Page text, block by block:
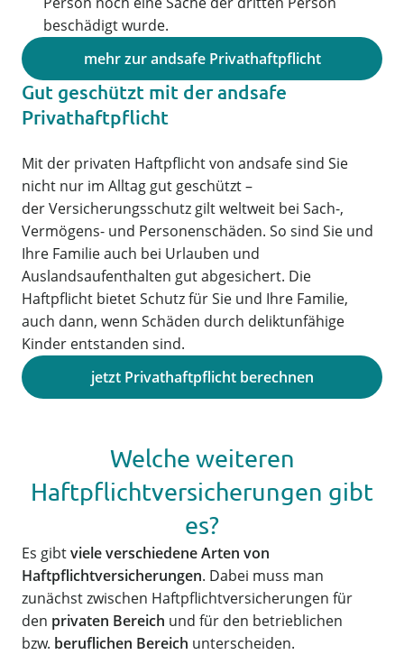
beschädigt wurde.
mehr zur andsafe Privathaftpflicht
Gut geschützt mit der andsafe
Privathaftpflicht
Mit der privaten Haftpflicht von andsafe sind Sie
nicht nur im Alltag gut geschützt –
der Versicherungsschutz gilt weltweit bei Sach-,
Vermögens- und Personenschäden. So sind Sie und
Ihre Familie auch bei Urlauben und
Auslandsaufenthalten gut abgesichert. Die
Haftpflicht bietet Schutz für Sie und Ihre Familie,
auch dann, wenn Schäden durch deliktunfähige
Kinder entstanden sind.
jetzt Privathaftpflicht berechnen
Welche weiteren
Haftpflichtversicherungen gibt
es?
Es gibtviele verschiedene Arten von
Haftpflichtversicherungen. Dabei muss man
zunächst zwischen Haftpflichtversicherungen für
den privaten Bereich und für den betrieblichen
bzw. beruflichen Bereich unterscheiden.